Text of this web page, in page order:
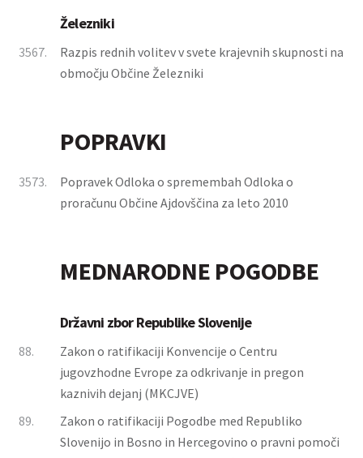
Železniki
3567.
Razpis rednih volitev v svete krajevnih skupnosti na
območju Občine Železniki
POPRAVKI
3573.
Popravek Odloka o spremembah Odloka o
proračunu Občine Ajdovščina za leto 2010
MEDNARODNE POGODBE
Državni zbor Republike Slovenije
88.
Zakon o ratifikaciji Konvencije o Centru
jugovzhodne Evrope za odkrivanje in pregon
kaznivih dejanj (MKCJVE)
89.
Zakon o ratifikaciji Pogodbe med Republiko
Slovenijo in Bosno in Hercegovino o pravni pomoči